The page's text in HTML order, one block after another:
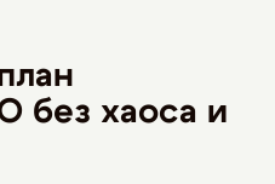
без хаоса и